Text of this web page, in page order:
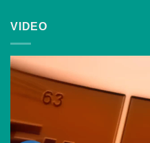
VIDEO